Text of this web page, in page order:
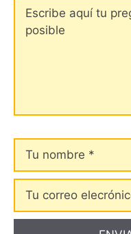
nombre
Tu
correo
elecrónico